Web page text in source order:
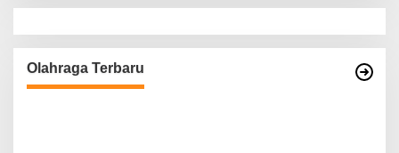
Olahraga Terbaru